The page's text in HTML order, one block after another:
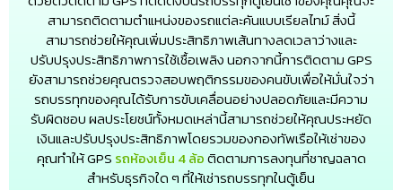
สามารถติดตามตำแหน่งของรถแต่ละคันแบบเรียลไทม์ สิ่งนี้
สามารถช่วยให้คุณเพิ่มประสิทธิภาพเส้นทางลดเวลาว่างและ
ปรับปรุงประสิทธิภาพการใช้เชื้อเพลิง นอกจากนี้การติดตาม GPS
ยังสามารถช่วยคุณตรวจสอบพฤติกรรมของคนขับเพื่อให้มั่นใจว่า
รถบรรทุกของคุณได้รับการขับเคลื่อนอย่างปลอดภัยและมีความ
รับผิดชอบ ผลประโยชน์ทั้งหมดเหล่านี้สามารถช่วยให้คุณประหยัด
เงินและปรับปรุงประสิทธิภาพโดยรวมของกองทัพเรือให้เช่าของ
คุณทำให้ GPS รถห้องเย็น 4 ล้อติดตามการลงทุนที่ชาญฉลาด
สำหรับธุรกิจใด ๆ ที่ให้เช่ารถบรรทุกในตู้เย็น